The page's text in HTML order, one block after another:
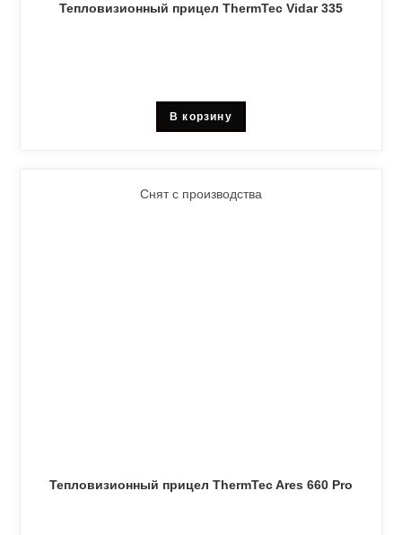
из 5
Тепловизионный прицел ThermTec Vidar 335
В корзину
Снят с производства
Тепловизионный прицел ThermTec Ares 660 Pro